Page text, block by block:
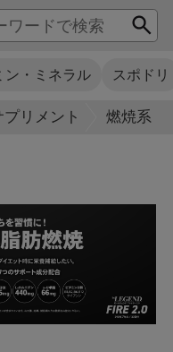
ン・ミネラル スポドリ
リメント 燃焼系